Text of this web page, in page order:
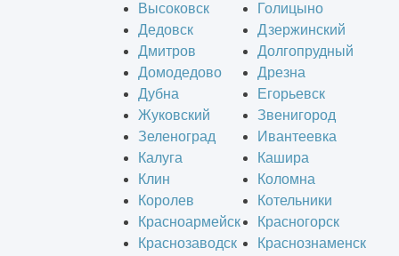
Высоковск
Голицыно
Дедовск
Дзержинский
Дмитров
Долгопрудный
Домодедово
Дрезна
Дубна
Егорьевск
Жуковский
Звенигород
Зеленоград
Ивантеевка
Калуга
Кашира
Клин
Коломна
Королев
Котельники
Красноармейск
Красногорск
Краснозаводск
Краснознаменск